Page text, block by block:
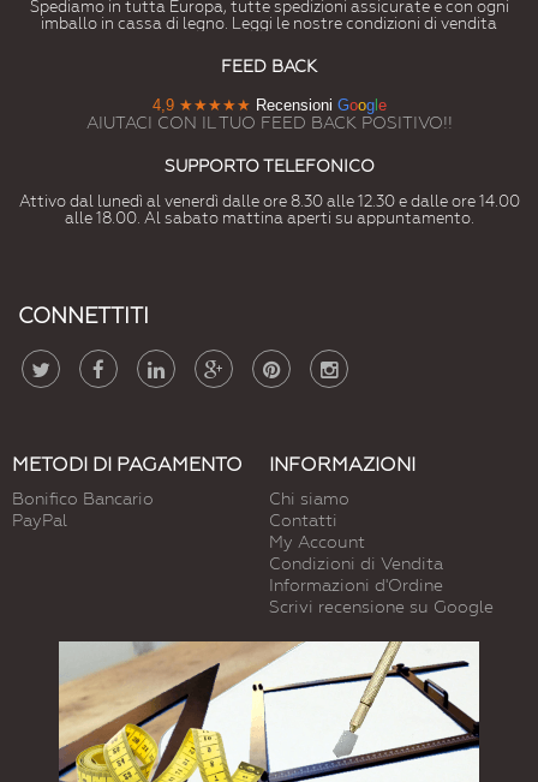
Spediamo in tutta Europa, tutte spedizioni assicurate e con ogni
imballo in cassa di legno. Leggi le nostre condizioni di vendita
FEED BACK
4,9 ★★★★★ Recensioni Googl e
AIUTACI CON IL TUO FEED BACK POSITIVO!!
SUPPORTO TELEFONICO
Attivo dal lunedì al venerdì dalle ore 8.30 alle 12.30 e dalle ore 14.00
alle 18.00. Al sabato mattina aperti su appuntamento.
CONNETTITI
METODI DI PAGAMENTO
Bonifico Bancario
PayPal
INFORMAZIONI
Chi siamo
Contatti
My Account
Condizioni di Vendita
Informazioni d'Ordine
Scrivi recensione su Google